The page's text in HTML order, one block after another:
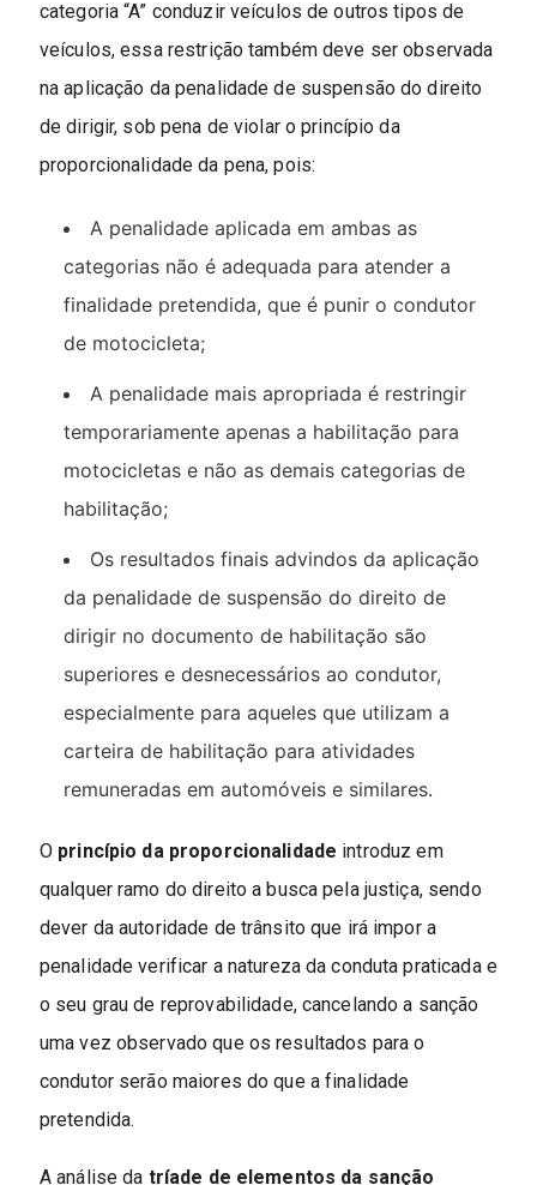
categoria “A” conduzir veículos de outros tipos de
veículos, essa restrição também deve ser observada
na aplicação da penalidade de suspensão do direito
de dirigir, sob pena de violar o princípio da
proporcionalidade da pena, pois:
A penalidade aplicada em ambas as
categorias não é adequada para atender a
finalidade pretendida, que é punir o condutor
de motocicleta;
A penalidade mais apropriada é restringir
temporariamente apenas a habilitação para
motocicletas e não as demais categorias de
habilitação;
Os resultados finais advindos da aplicação
da penalidade de suspensão do direito de
dirigir no documento de habilitação são
superiores e desnecessários ao condutor,
especialmente para aqueles que utilizam a
carteira de habilitação para atividades
remuneradas em automóveis e similares.
O princípio da proporcionalidade introduz em
qualquer ramo do direito a busca pela justiça, sendo
dever da autoridade de trânsito que irá impor a
penalidade verificar a natureza da conduta praticada e
o seu grau de reprovabilidade, cancelando a sanção
uma vez observado que os resultados para o
condutor serão maiores do que a finalidade
pretendida.
A análise da tríade de elementos da sanção